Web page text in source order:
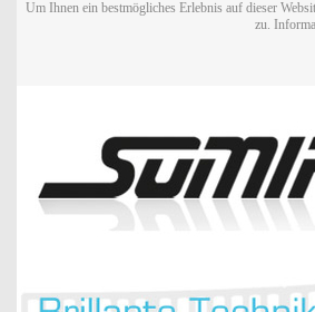
Um Ihnen ein bestmögliches Erlebnis auf dieser
zu.